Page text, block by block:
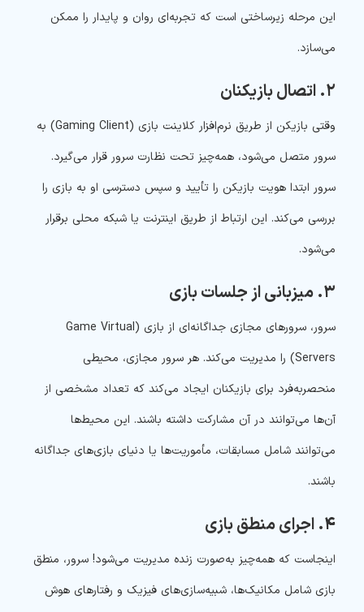
این مرحله زیرساختی است که تجربه‌ای روان و پایدار را ممکن
می‌سازد.
۲. اتصال بازیکنان
وقتی بازیکن از طریق نرم‌افزار کلاینت بازی (Gaming Client) به
سرور متصل می‌شود، همه‌چیز تحت نظارت سرور قرار می‌گیرد.
سرور ابتدا هویت بازیکن را تأیید و سپس دسترسی او به بازی را
بررسی می‌کند. این ارتباط از طریق اینترنت یا شبکه محلی برقرار
می‌شود.
۳. میزبانی از جلسات بازی
سرور، سرورهای مجازی جداگانه‌ای از بازی (Game Virtual
Servers) را مدیریت می‌کند. هر سرور مجازی، محیطی
منحصربه‌فرد برای بازیکنان ایجاد می‌کند که تعداد مشخصی از
آن‌ها می‌توانند در آن مشارکت داشته باشند. این محیط‌ها
می‌توانند شامل مسابقات، مأموریت‌ها یا دنیای بازی‌های جداگانه
باشند.
۴. اجرای منطق بازی
اینجاست که همه‌چیز به‌صورت زنده مدیریت می‌شود! سرور، منطق
بازی شامل مکانیک‌ها، شبیه‌سازی‌های فیزیک و رفتارهای هوش